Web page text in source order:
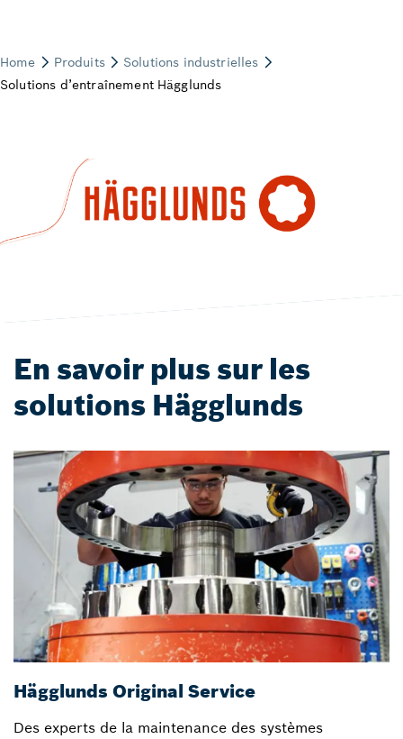
En savoir plus sur les
solutions Hägglunds
Hägglunds Original Service
Des experts de la maintenance des systèmes